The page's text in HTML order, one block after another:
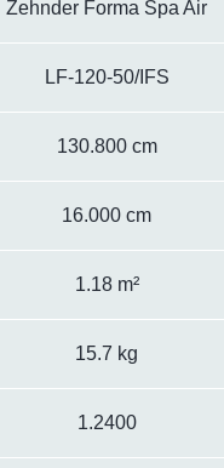
Zehnder Forma Spa Air
LF-120-50/IFS
130.800 cm
16.000 cm
1.18 m²
15.7 kg
1.2400